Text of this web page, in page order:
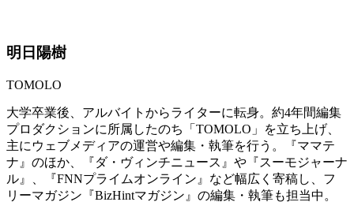
明日陽樹
TOMOLO
大学卒業後、アルバイトからライターに転身。約4年間編集
プロダクションに所属したのち「TOMOLO」を立ち上げ、
主にウェブメディアの運営や編集・執筆を行う。『ママテ
ナ』のほか、『ダ・ヴィンチニュース』や『スーモジャーナ
ル』、『FNNプライムオンライン』など幅広く寄稿し、フ
リーマガジン『BizHintマガジン』の編集・執筆も担当中。